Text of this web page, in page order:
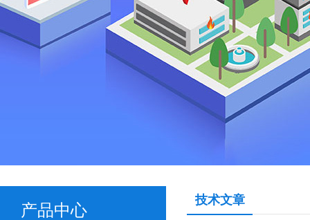
产品中心
技术文章